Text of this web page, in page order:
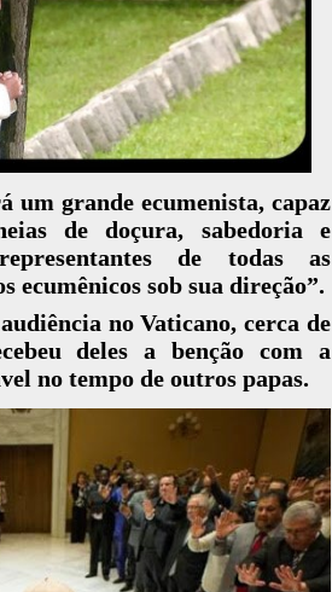
um grande ecumenista, capaz
de doçura, sabedoria e
de todas as
ecumênicos sob sua direção”.
no Vaticano, cerca de
deles a benção com a
no tempo de outros papas.